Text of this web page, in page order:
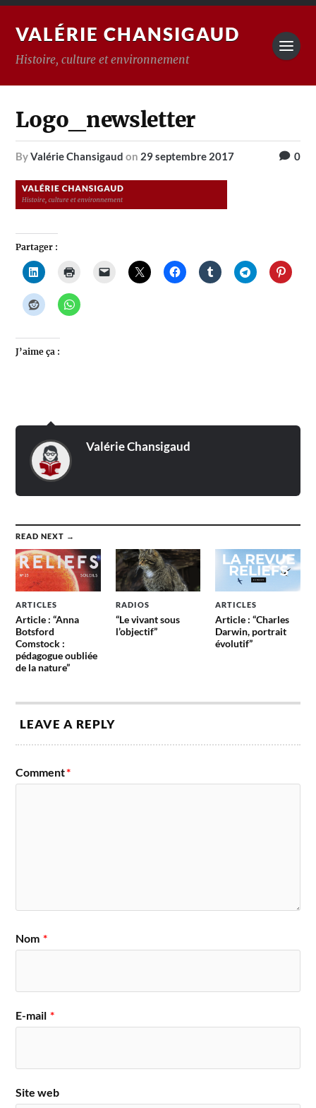
VALÉRIE CHANSIGAUD
Histoire, culture et environnement
Logo_newsletter
byValérie Chansigaud on 29 septembre 2017 0
Partager :
J’aime ça :
Valérie Chansigaud
READ NEXT →
ARTICLES
Article : “Anna
Botsford
Comstock :
pédagogue oubliée
de la nature”
RADIOS
“Le vivant sous
l’objectif”
ARTICLES
Article : “Charles
Darwin, portrait
évolutif”
LEAVE A REPLY
Comment*
Nom *
E-mail *
Site web